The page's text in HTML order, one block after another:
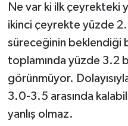
Ne var ki ilk çeyrekteki
ikinci çeyrekte yüzde
süreceğinin beklendiği
toplamında yüzde 3.2
görünmüyor.
3.0-3.5 arasında
yanlış olmaz.